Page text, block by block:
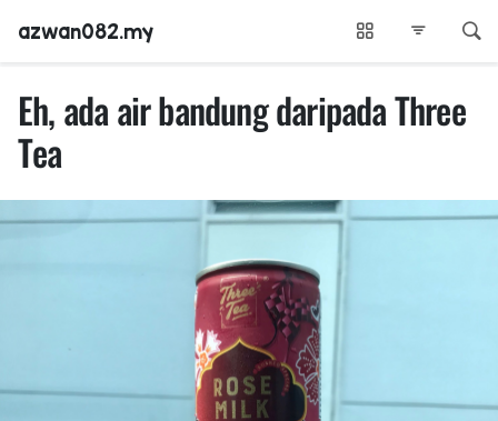
azwan082.my
Eh, ada air bandung daripada Three
Tea